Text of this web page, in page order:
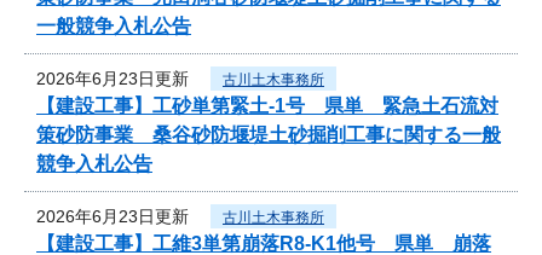
一般競争入札公告
2026年6月23日更新 古川土木事務所
【建設工事】工砂単第緊土-1号 県単 緊急土石流対
策砂防事業 桑谷砂防堰堤土砂掘削工事に関する一般
競争入札公告
2026年6月23日更新 古川土木事務所
【建設工事】工維3単第崩落R8-K1他号 県単 崩落